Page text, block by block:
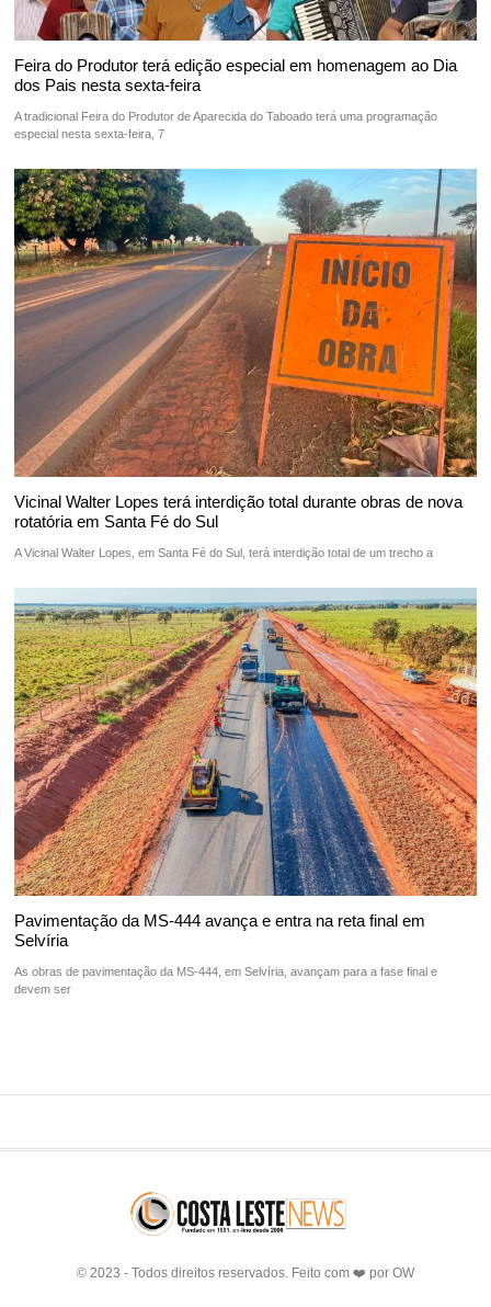
Feira do Produtor terá edição especial em homenagem ao Dia
dos Pais nesta sexta-feira
A tradicional Feira do Produtor de Aparecida do Taboado terá uma programação
especial nesta sexta-feira, 7
Vicinal Walter Lopes terá interdição total durante obras de nova
rotatória em Santa Fé do Sul
A Vicinal Walter Lopes, em Santa Fé do Sul, terá interdição total de um trecho a
Pavimentação da MS-444 avança e entra na reta final em
Selvíria
As obras de pavimentação da MS-444, em Selvíria, avançam para a fase final e
devem ser
© 2023 - Todos direitos reservados. Feito com ❤️ por OW